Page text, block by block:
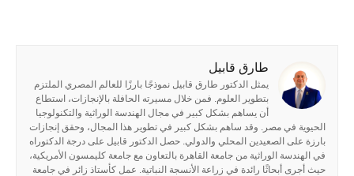
طارق قابيل
يمثل الدكتور طارق قابيل نموذجًا بارزًا للعالم المصري الملتزم
بتطوير العلوم. فمن خلال مسيرته الحافلة بالإنجازات، استطاع
أن يساهم بشكل كبير في مجال الهندسة الوراثية والتكنولوجيا
الحيوية في مصر. وقد ساهم بشكل كبير في تطوير هذا المجال، وحقق إنجازات
بارزة على الصعيدين المحلي والدولي. حصل الدكتور قابيل على درجة الدكتوراه
في الهندسة الوراثية من جامعة القاهرة بالتعاون مع جامعة كليمسون الأمريكية،
حيث أجرى أبحاثًا رائدة في زراعة الأنسجة النباتية. عمل كأستاذ زائر في جامعة